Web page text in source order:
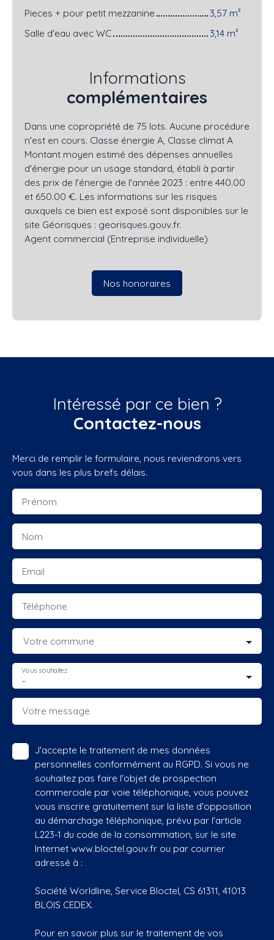
Pieces + pour petit mezzanine
3,57 m²
Salle d'eau avec WC
3,14 m²
Informations
complémentaires
Dans une copropriété de 75 lots. Aucune procédure
n'est en cours. Classe énergie A, Classe climat A
Montant moyen estimé des dépenses annuelles
d'énergie pour un usage standard, établi à partir
des prix de l'énergie de l'année 2023 : entre 440.00
et 650.00 €. Les informations sur les risques
auxquels ce bien est exposé sont disponibles sur le
site Géorisques : georisques.gouv.fr.
Agent commercial (Entreprise individuelle)
Nos honoraires
Intéressé par ce bien ?
Contactez-nous
Merci de remplir le formulaire, nous reviendrons vers
vous dans les plus brefs délais.
Prénom
Nom
Email
Téléphone
Votre commune
-
Vous souhaitez
Votre message
J'accepte le traitement de mes données
personnelles conformément au RGPD. Si vous ne
souhaitez pas faire l'objet de prospection
commerciale par voie téléphonique, vous pouvez
vous inscrire gratuitement sur la liste d'opposition
au démarchage téléphonique, prévu par l'article
L223-1 du code de la consommation, sur le site
Internet www.bloctel.gouv.fr ou par courrier
adressé à :
Société Worldline, Service Bloctel, CS 61311, 41013
BLOIS CEDEX.
Pour en savoir plus sur le traitement de vos